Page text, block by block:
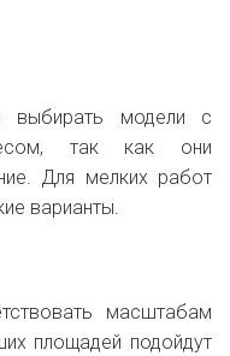
выбирать модели с
так как они
Для мелких работ
варианты.
масштабам
площадей подойдут